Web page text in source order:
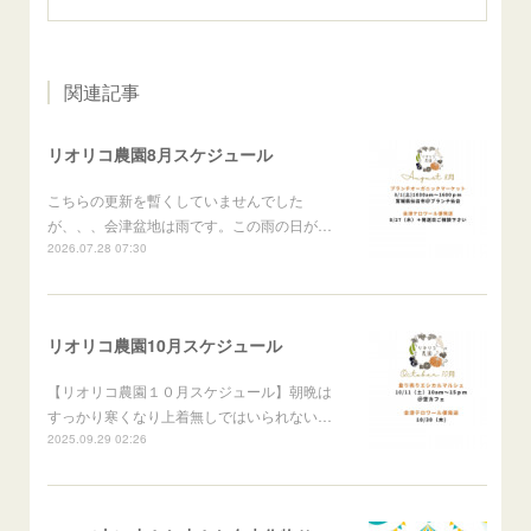
関連記事
リオリコ農園8月スケジュール
こちらの更新を暫くしていませんでした
が、、、会津盆地は雨です。この雨の日が…
2026.07.28 07:30
リオリコ農園10月スケジュール
【リオリコ農園１０月スケジュール】朝晩は
すっかり寒くなり上着無しではいられない…
2025.09.29 02:26